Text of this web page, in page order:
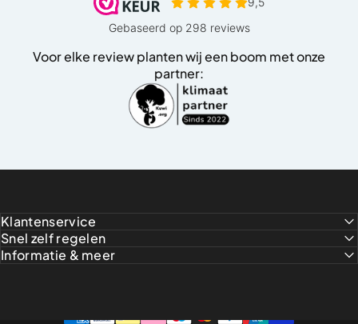
Voor elke review planten wij een boom met onze
partner:
Klantenservice
Snel zelf regelen
Informatie & meer